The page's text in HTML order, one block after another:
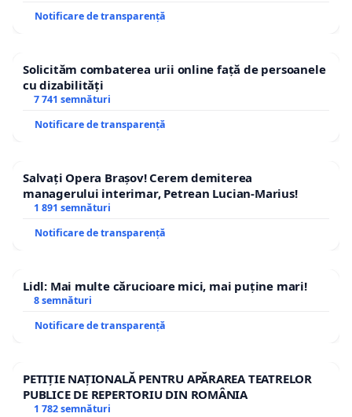
Notificare de transparență
Solicităm combaterea urii online față de persoanele
cu dizabilități
7 741 semnături
Notificare de transparență
Salvați Opera Brașov! Cerem demiterea
managerului interimar, Petrean Lucian-Marius!
1 891 semnături
Notificare de transparență
Lidl: Mai multe cărucioare mici, mai puține mari!
8 semnături
Notificare de transparență
PETIȚIE NAȚIONALĂ PENTRU APĂRAREA TEATRELOR
PUBLICE DE REPERTORIU DIN ROMÂNIA
1 782 semnături